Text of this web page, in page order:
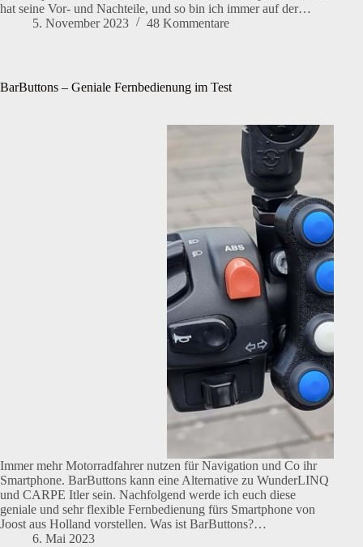
hat seine Vor- und Nachteile, und so bin ich immer auf der…
5. November 2023
48 Kommentare
BarButtons – Geniale Fernbedienung im Test
Immer mehr Motorradfahrer nutzen für Navigation und Co ihr
Smartphone. BarButtons kann eine Alternative zu WunderLINQ
und CARPE Itler sein. Nachfolgend werde ich euch diese
geniale und sehr flexible Fernbedienung fürs Smartphone von
Joost aus Holland vorstellen. Was ist BarButtons?…
6. Mai 2023